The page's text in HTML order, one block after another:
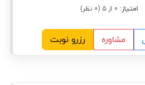
امتیاز:
مشاوره رزرو نوبت